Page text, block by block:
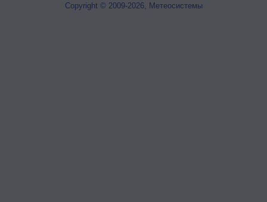
Copyright © 2009-2026, Метеосистемы